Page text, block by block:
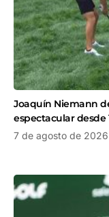
Joaquín Niemann
espectacular desde
7 de agosto de 2026